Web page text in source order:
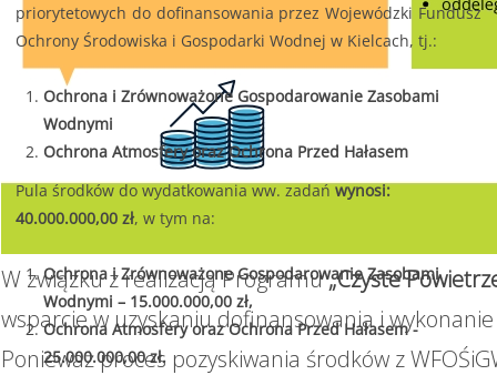
W związku z realizacją Programu„Czyste
wsparcie w uzyskaniu dofinansowania i
Ponieważ proces pozyskiwania środków z
priorytetowych do dofinansowania przez Wojewódzki Fundusz
Ochrony Środowiska i Gospodarki Wodnej w Kielcach, tj.:
Ochrona i Zrównoważone Gospodarowanie Zasobami
Wodnymi
Ochrona Atmosfery oraz Ochrona Przed Hałasem
Pula środków do wydatkowania ww. zadańwynosi:
40.000.000,00 zł, w tym na:
Ochrona i Zrównoważone Gospodarowanie Zasobami
Wodnymi – 15.000.000,00 zł,
Ochrona Atmosfery oraz Ochrona Przed Hałasem -
25.000.000,00 zł.